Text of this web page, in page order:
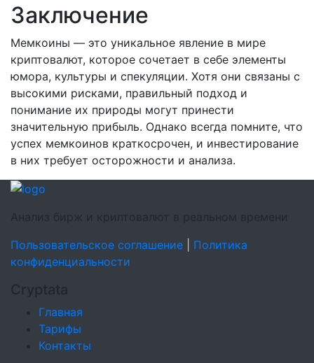
Заключение
Мемкоины — это уникальное явление в мире
криптовалют, которое сочетает в себе элементы
юмора, культуры и спекуляции. Хотя они связаны с
высокими рисками, правильный подход и
понимание их природы могут принести
значительную прибыль. Однако всегда помните, что
успех мемкоинов краткосрочен, и инвестирование
в них требует осторожности и анализа.
Анализ бирж и криптовалют в реальном времени
Пользовательское соглашение
Политика
конфиденциальности
Cryptata
Главная
Тарифы
Контакты